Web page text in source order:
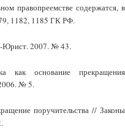
правопреемстве содержатся, в
1182, 1185 ГК РФ.
Юрист. 2007. № 43.
основание прекращения
№ 5.
поручительства // Законы